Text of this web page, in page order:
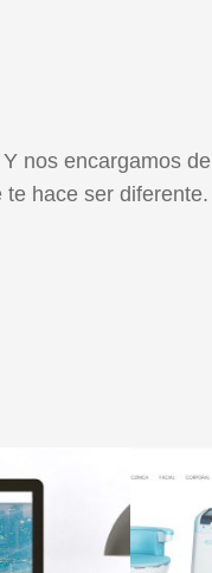
nos encargamos de
hace ser diferente.